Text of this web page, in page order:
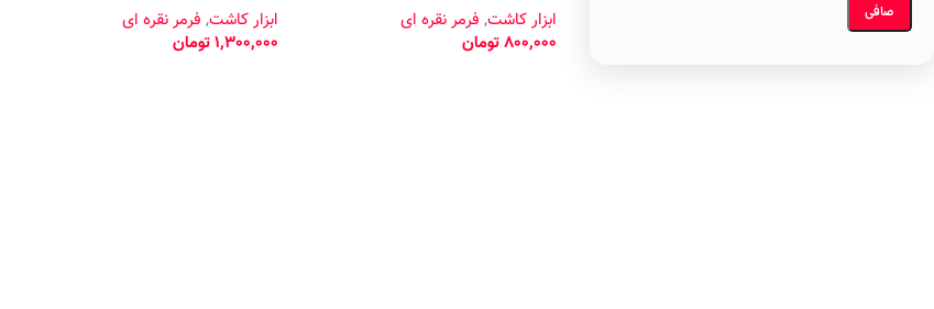
صافی
ابزار کاشت, فرمر نقره ای
800,000تومان
ابزار کاشت, فرمر نقره ای
1,300,000تومان